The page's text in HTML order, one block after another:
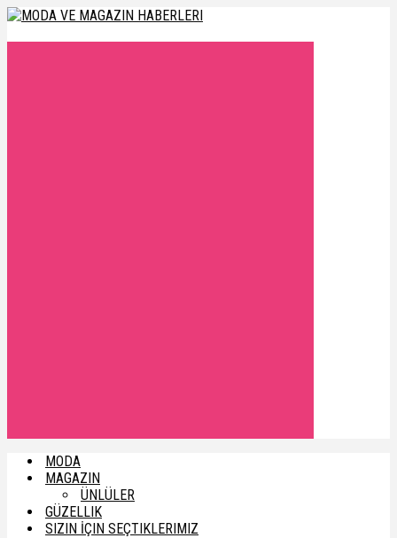
MODA
MAGAZIN
ÜNLÜLER
GÜZELLIK
SIZIN İÇIN SEÇTIKLERIMIZ